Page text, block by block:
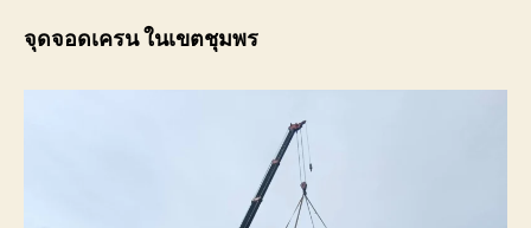
จุดจอดเครน ในเขตชุมพร